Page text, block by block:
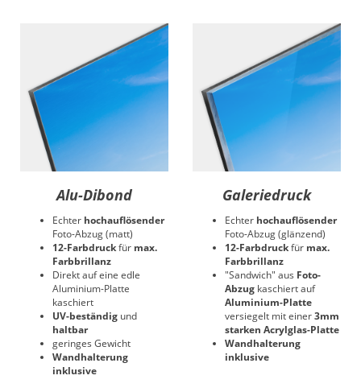
Alu-Dibond
Echter hochauflösender
Foto-Abzug (matt)
12-Farbdruckfür max.
Farbbrillanz
Direkt auf eine edle
Aluminium-Platte
kaschiert
UV-beständig und
haltbar
geringes Gewicht
Wandhalterung
inklusive
Galeriedruck
Echter hochauflösender
Foto-Abzug (glänzend)
12-Farbdruckfür max.
Farbbrillanz
"Sandwich" aus Foto-
Abzug kaschiert auf
Aluminium-Platte
versiegelt mit einer3mm
starken Acrylglas-Platte
Wandhalterung
inklusive